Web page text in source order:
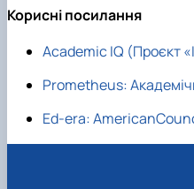
Корисні посилання
Academic IQ (Проєкт
Prometheus:
Ed-era: